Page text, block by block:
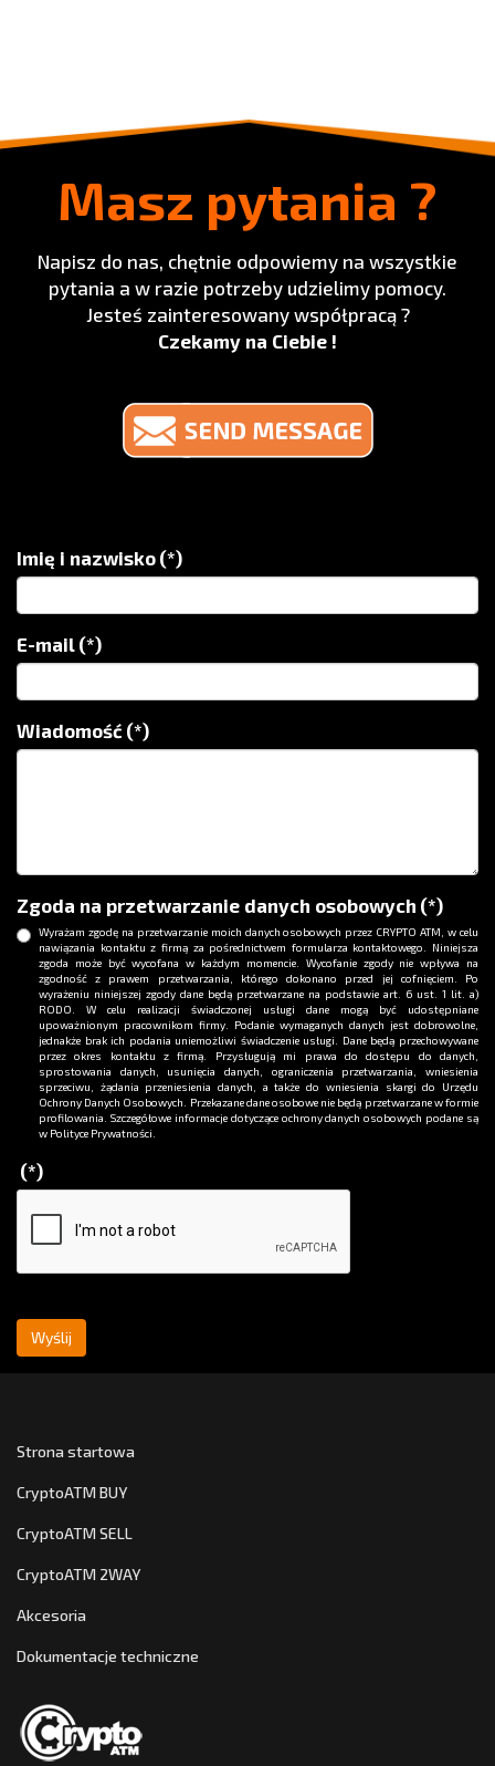
Masz pytania ?
Napisz do nas, chętnie odpowiemy na wszystkie
pytania a w razie potrzeby udzielimy pomocy.
Jesteś zainteresowany współpracą ?
Czekamy na Ciebie !
Imię i nazwisko (*)
E-mail (*)
Wiadomość (*)
Zgoda na przetwarzanie danych osobowych (*)
Wyrażam zgodę na przetwarzanie moich danych osobowych przez CRYPTO ATM, w celu
nawiązania kontaktu z firmą za pośrednictwem formularza kontaktowego. Niniejsza
zgoda może być wycofana w każdym momencie. Wycofanie zgody nie wpływa na
zgodność z prawem przetwarzania, którego dokonano przed jej cofnięciem. Po
wyrażeniu niniejszej zgody dane będą przetwarzane na podstawie art. 6 ust. 1 lit. a)
RODO. W celu realizacji świadczonej usługi dane mogą być udostępniane
upoważnionym pracownikom firmy. Podanie wymaganych danych jest dobrowolne,
jednakże brak ich podania uniemożliwi świadczenie usługi. Dane będą przechowywane
przez okres kontaktu z firmą. Przysługują mi prawa do dostępu do danych,
sprostowania danych, usunięcia danych, ograniczenia przetwarzania, wniesienia
sprzeciwu, żądania przeniesienia danych, a także do wniesienia skargi do Urzędu
Ochrony Danych Osobowych. Przekazane dane osobowe nie będą przetwarzane w formie
profilowania. Szczegółowe informacje dotyczące ochrony danych osobowych podane są
w Polityce Prywatności.
(*)
Wyślij
Strona startowa
CryptoATM BUY
CryptoATM SELL
CryptoATM 2WAY
Akcesoria
Dokumentacje techniczne